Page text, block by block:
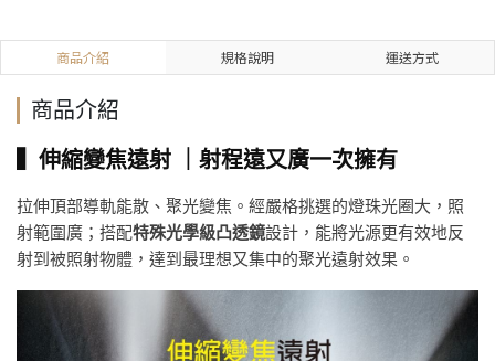
商品介紹 規格說明 運送方式
商品介紹
▍伸縮變焦遠射 ｜射程遠又廣一次擁有
拉伸頂部導軌能散、聚光變焦。經嚴格挑選的燈珠光圈大，照
射範圍廣；搭配特殊光學級凸透鏡設計，能將光源更有效地反
射到被照射物體，達到最理想又集中的聚光遠射效果。